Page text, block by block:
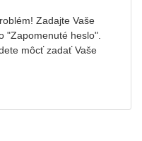
Zadajte Vaše
"Zapomenuté heslo".
môcť zadať Vaše